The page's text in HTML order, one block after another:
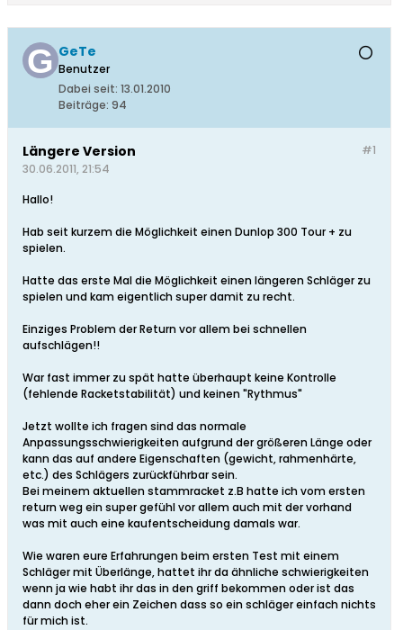
GeTe
Benutzer
Dabei seit: 13.01.2010
Beiträge: 94
#1
Längere Version
30.06.2011, 21:54
Hallo!
Hab seit kurzem die Möglichkeit einen Dunlop 300 Tour + zu
spielen.
Hatte das erste Mal die Möglichkeit einen längeren Schläger zu
spielen und kam eigentlich super damit zu recht.
Einziges Problem der Return vor allem bei schnellen
aufschlägen!!
War fast immer zu spät hatte überhaupt keine Kontrolle
(fehlende Racketstabilität) und keinen "Rythmus"
Jetzt wollte ich fragen sind das normale
Anpassungsschwierigkeiten aufgrund der größeren Länge oder
kann das auf andere Eigenschaften (gewicht, rahmenhärte,
etc.) des Schlägers zurückführbar sein.
Bei meinem aktuellen stammracket z.B hatte ich vom ersten
return weg ein super gefühl vor allem auch mit der vorhand
was mit auch eine kaufentscheidung damals war.
Wie waren eure Erfahrungen beim ersten Test mit einem
Schläger mit Überlänge, hattet ihr da ähnliche schwierigkeiten
wenn ja wie habt ihr das in den griff bekommen oder ist das
dann doch eher ein Zeichen dass so ein schläger einfach nichts
für mich ist.